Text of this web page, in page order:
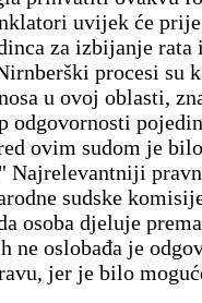
uvijek će
za izbijanje rata
procesi su
u ovoj oblasti,
odgovornosti
ovim sudom je
Najrelevantniji
sudske
osoba djeluje
ne oslobađa je
jer je bilo